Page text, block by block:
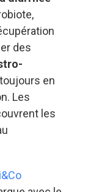
des
en
Les
les